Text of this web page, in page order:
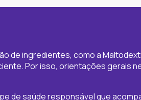
de ingredientes, como a
Por isso, orientações gerais
de saúde responsável que